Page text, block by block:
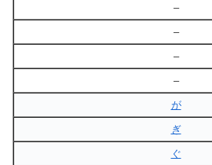
–
–
–
–
が
ぎ
ぐ